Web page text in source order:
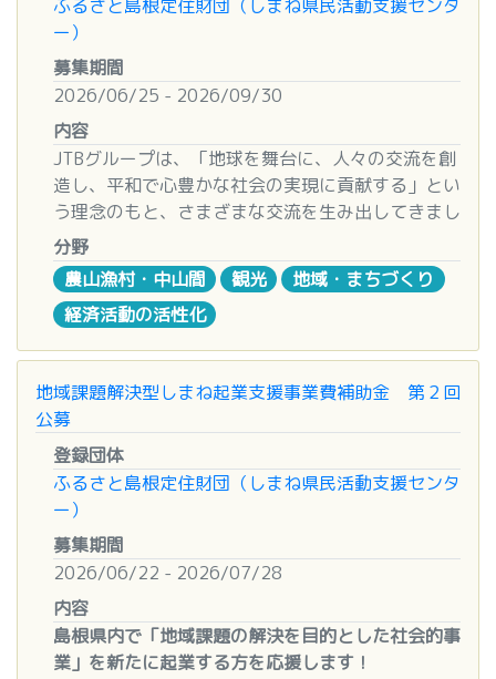
沼・林）
TEL 03-3511-2185（10：00～17：00 ※土、
日、祝日を除く）
FAX 03-3511-2188
2026年8月1日(土) ～ 2026年10月15日 (木) ※ メ
ールまたは郵送にて締切日必着
■お問い合わせ先
〒262-0032
千葉県千葉市花見川区幕張町4-544-4 株式会社エ
イジス 内
公益財団法人 齋藤茂昭記念財団 事務局宛
TEL：043-386-9326 (直通) TEL：043-350-
0888 (株式会社エイジス内)
※月～金 10:00～16:00
※土日祝日・年末年始を除く
foundation.jp/contact/
が、助成金を充当できる対象経費は
助成対象期間に支出されたものに限ります。
その他の応募要件、支援内容等については、募集
要項をご確認ください。
応募情報
◯ 応募期間
2026年7月6日（月）〜8月19日（水）17:00まで
◯ 応募方法
■オンライン応募の流れ
①募集要項をご確認ください。
ください。
※添付書類は、募集要項（7.応募手続き ③提出書
類）にてご確認ください
③下記「オンライン申請フォーム」ボタンよりリン
ク先に移動し、案内に沿って入力をお願いします。
（1）各種必要事項を入力してください。
（2）添付書類は、記入したものをアップロードし
てください。
■添付書類のダウンロード
・添付書類がダウンロード等ができない場合は、お
問い合わせフォームよりお問い合わせください。
①振興事業補助
財団法人・社団法人※1、技術研究組合、特定非営
利活動法人（NPO 法人）、特別の法律に基づいて
設立された法人※2
なお、自転車・モーターサイクルの支援に金する事
業については日本国内に法人格を有する企業、福祉
機器の整備に係る事業については社会福祉法人も対
象とします。
また、教育用機器の整備に係る事業については工
業・工科・科学技術高等学校を対象とします。
② 公設工業試験研究所等
公設工業試験研究所等における機械設備拡充、新産
業の創出・人材育成、共同研
※3を対象とします。
③ 研究補助
大学等研究機関※4に所属し、当該組織の研究活動
に実際に従事している者※5
（注）補助金交付要望書を提出してから当該事業が
完了するまでの間に所属機関の変更等により上記の
条件を満たさなくなった場合は、原則として補助金
の交付を受けられない、もしくは補助金の交付決定
を取り消すものとします。
④ 緊急的な対応を必要とする事業
2027年度補助方針、別添５を参照。
一般社団法人（非営利型に限る）、社会福祉法
人、特定非営利活動法人、認定特定非営利活動法
人ほか）
法人格のない任意団体は、当財団の理念に沿
う公益活動において3年以上の継続的な実績と、
これを証明する資料があり、且つ法人設立に向け
て定款原案作成など準備に着手し、今後2年以内
に営利を目的としない法人としての設立登記が完
了する予定の団体であれば対象
難病患者会については、法人格の有無や活動
年数などは不問
3 対象エリア
県・京都府以西）または首都圏に所在
【西日本エリア】令和8（2026）年度上期 （2026
年7月より公募）
近畿地方：三重県、滋賀県、京都府、大阪府、兵
庫県、奈良県、和歌山県
中国・四国地方：鳥取県、島根県、岡山県、広島
県、山口県、徳島県、香川県、愛媛県、高知県
九州地方：福岡県、佐賀県、長崎県、熊本県、大
分県、宮崎県、鹿児島県、沖縄県
首都圏：埼玉県、千葉県、東京都、神奈川県
ふるさと島根定住財団（しまね県民活動支援センタ
ー）
募集期間
2026/06/25 - 2026/09/30
内容
JTBグループは、「地球を舞台に、人々の交流を創
造し、平和で心豊かな社会の実現に貢献する」とい
う理念のもと、さまざまな交流を生み出してきまし
た。その想いから生まれたのが、「JTB交流創造キ
ャンバス」です。
今年のテーマは「ふるさと×交流」。
生まれ育った場所だけでなく、思い入れのある地域
や何度も訪れる場所など、あなたにとっての「ふる
自由に描いてみませんか。ワクワクする交流のアイ
デアをお待ちしています！
応募作品の中からドリーム賞、クリエイティブ賞を
選出し、ぞれぞれ賞品を贈呈します。
入賞者は「JTB交流デザイナー」として認定されま
す。新たな交流を一緒に描いていきましょう！
募集内容
テーマに沿ったワクワクする「新しい交流のアイデ
ア」
【テーマ】
分野
農山漁村・中山間
観光
地域・まちづくり
経済活動の活性化
地域課題解決型しまね起業支援事業費補助金 第２回
公募
登録団体
ふるさと島根定住財団（しまね県民活動支援センタ
ー）
募集期間
2026/06/22 - 2026/07/28
内容
島根県内で「地域課題の解決を目的とした社会的事
業」を新たに起業する方を応援します！